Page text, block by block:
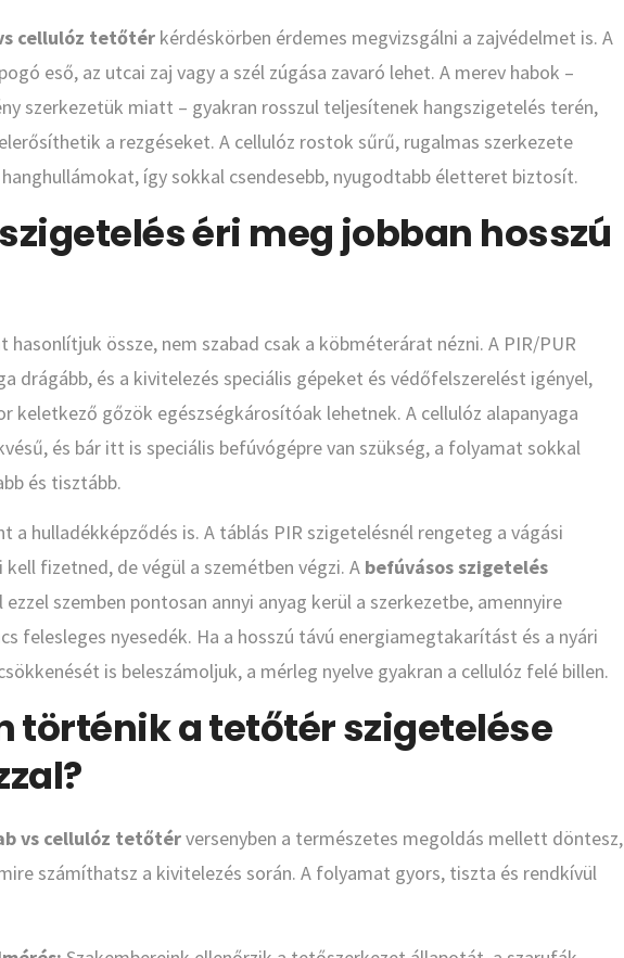
cellulóz tetőtér kérdéskörben érdemes megvizsgálni a zajvédelmet is. A
eső, az utcai zaj vagy a szél zúgása zavaró lehet. A merev habok –
szerkezetük miatt – gyakran rosszul teljesítenek hangszigetelés terén,
a rezgéseket. A cellulóz rostok sűrű, rugalmas szerkezete
így sokkal csendesebb, nyugodtabb életteret biztosít.
éri meg jobban hosszú
hasonlítjuk össze, nem szabad csak a köbméterárat nézni. A PIR/PUR
drágább, és a kivitelezés speciális gépeket és védőfelszerelést igényel,
keletkező gőzök egészségkárosítóak lehetnek. A cellulóz alapanyaga
és bár itt is speciális befúvógépre van szükség, a folyamat sokkal
és tisztább.
a hulladékképződés is. A táblás PIR szigetelésnél rengeteg a vágási
fizetned, de végül a szemétben végzi. A befúvásos szigetelés
szemben pontosan annyi anyag kerül a szerkezetbe, amennyire
felesleges nyesedék. Ha a hosszú távú energiamegtakarítást és a nyári
is beleszámoljuk, a mérleg nyelve gyakran a cellulóz felé billen.
történik a tetőtér szigetelése
vs cellulóz tetőtérversenyben a természetes megoldás mellett döntesz,
számíthatsz a kivitelezés során. A folyamat gyors, tiszta és rendkívül